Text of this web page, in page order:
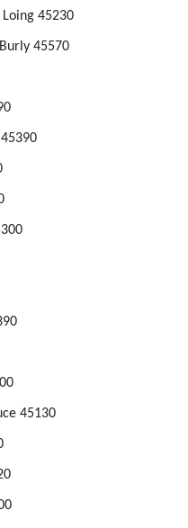
45230
45570
45130